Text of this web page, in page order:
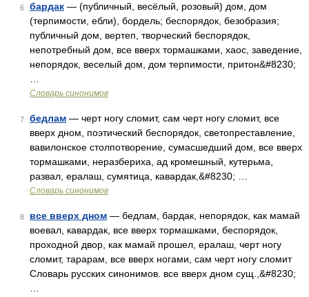
6 бардак — (публичный, весёлый, розовый) дом, дом
(терпимости, ебли), бордель; беспорядок, безобразия;
публичный дом, вертеп, творческий беспорядок,
непотребный дом, все вверх тормашками, хаос, заведение,
непорядок, веселый дом, дом терпимости, притон&#8230;
Словарь синонимов
7 бедлам — черт ногу сломит, сам черт ногу сломит, все
вверх дном, поэтический беспорядок, светопреставление,
вавилонское столпотворение, сумасшедший дом, все вверх
тормашками, неразбериха, ад кромешный, кутерьма,
развал, ералаш, сумятица, кавардак,&#8230; …
Словарь синонимов
8 все вверх дном — бедлам, бардак, непорядок, как мамай
воевал, кавардак, все вверх тормашками, беспорядок,
проходной двор, как мамай прошел, ералаш, черт ногу
сломит, тарарам, все вверх ногами, сам черт ногу сломит
Словарь русских синонимов. все вверх дном сущ.,&#8230;